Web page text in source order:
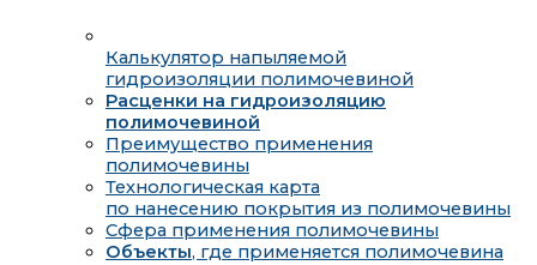
Калькулятор напыляемой
гидроизоляции полимочевиной
Расценки на гидроизоляцию
полимочевиной
Преимущество применения
полимочевины
Технологическая карта
по нанесению покрытия из полимочевины
Сфера применения полимочевины
Объекты, где применяется полимочевина